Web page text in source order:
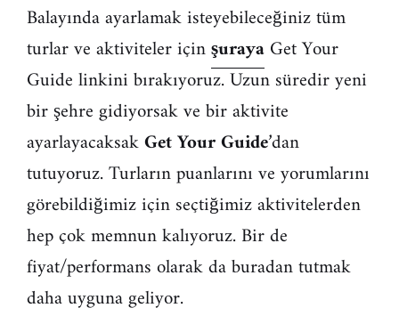
Balayında ayarlamak isteyebileceğiniz tüm
turlar ve aktiviteler içinşurayaGet Your
Guide linkini bırakıyoruz. Uzun süredir yeni
bir şehre gidiyorsak ve bir aktivite
ayarlayacaksakGet Your Guide’dan
tutuyoruz. Turların puanlarını ve yorumlarını
görebildiğimiz için seçtiğimiz aktivitelerden
hep çok memnun kalıyoruz. Bir de
fiyat/performans olarak da buradan tutmak
daha uyguna geliyor.